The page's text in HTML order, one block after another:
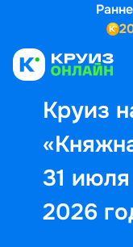
Круиз
31
2026